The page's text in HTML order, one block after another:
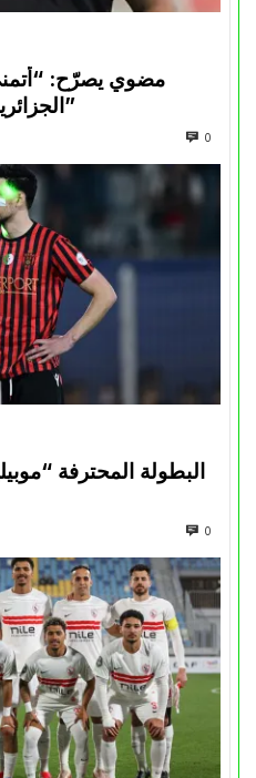
مضوي يصرّح:
الجزائرية في المسابقات القارية”
0
البطولة المحترفة
0